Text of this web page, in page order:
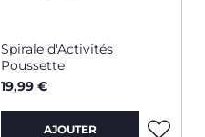
Spirale d'Activités
Poussette
19,99 €
AJOUTER